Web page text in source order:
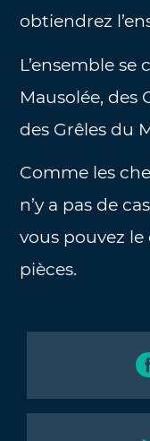
obtiendrez
L’ensemble se
Mausolée, des
des Grêles du
Comme les
n’y a pas de
vous pouvez
pièces.